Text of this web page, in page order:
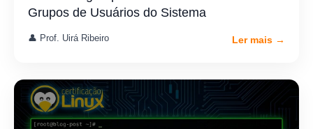
Grupos de Usuários do Sistema
👤 Prof. Uirá Ribeiro Ler mais →